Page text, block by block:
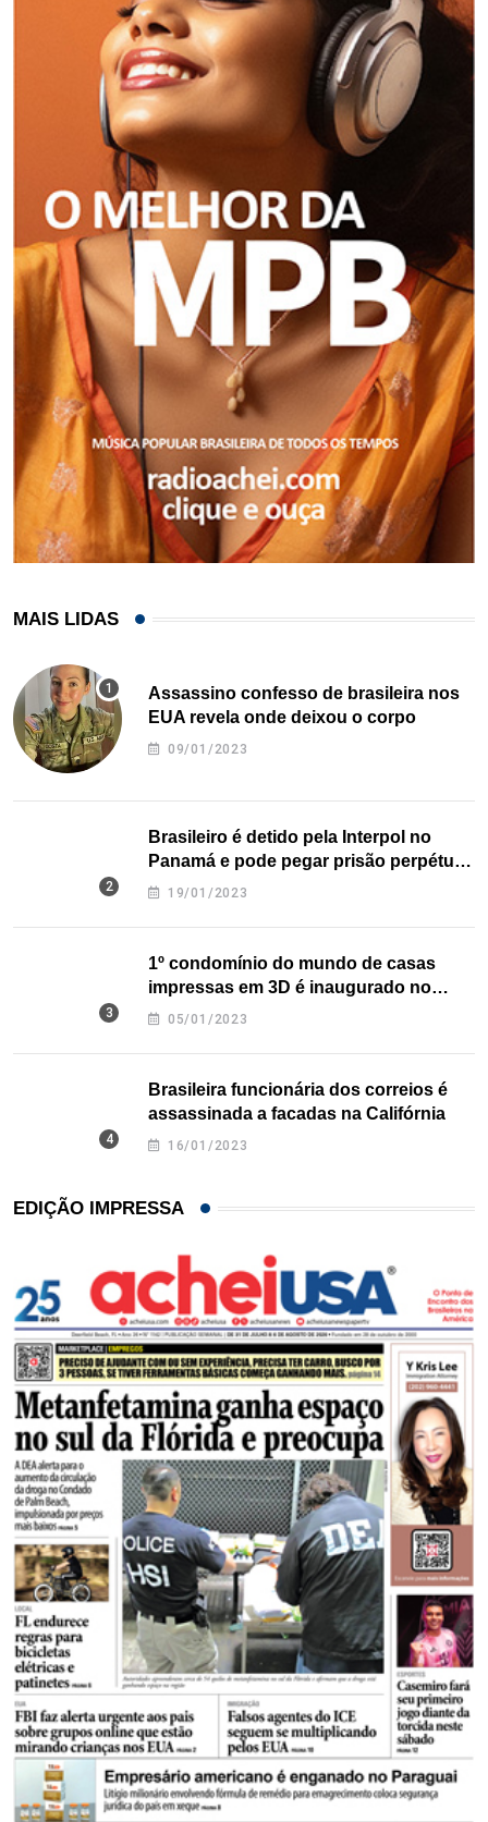
MAIS LIDAS
Assassino confesso de brasileira nos
EUA revela onde deixou o corpo
09/01/2023
Brasileiro é detido pela Interpol no
Panamá e pode pegar prisão perpétua
nos EUA
19/01/2023
1º condomínio do mundo de casas
impressas em 3D é inaugurado no
Texas
05/01/2023
Brasileira funcionária dos correios é
assassinada a facadas na Califórnia
16/01/2023
EDIÇÃO IMPRESSA